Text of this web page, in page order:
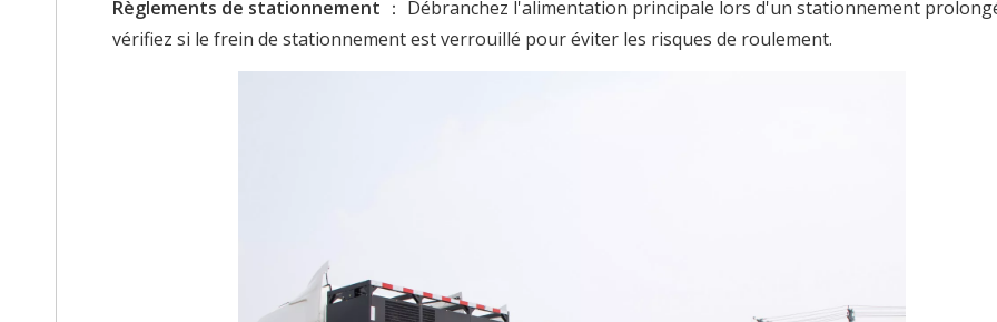
Règlements de stationnement ： Débranchez l'alimentation principale lors d'un stationnement
vérifiez si le frein de stationnement est verrouillé pour éviter les risques de roulement.